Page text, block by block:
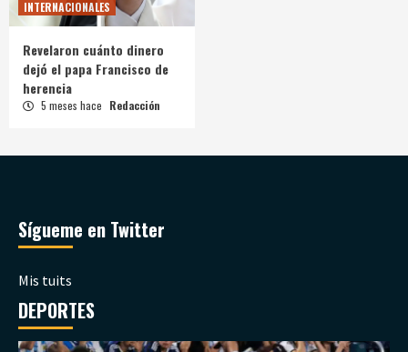
INTERNACIONALES
Revelaron cuánto dinero
dejó el papa Francisco de
herencia
5 meses hace Redacción
Sígueme en Twitter
Mis tuits
DEPORTES